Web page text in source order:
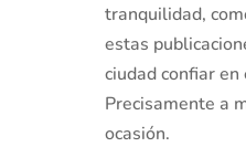
tranquilidad,
estas
ciudad confiar
Precisamente a
ocasión.